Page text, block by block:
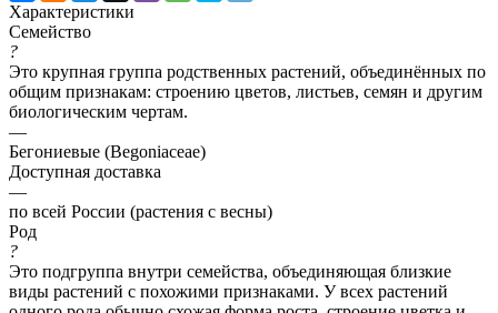
Характеристики
Семейство
?
Это крупная группа родственных растений, объединённых по
общим признакам: строению цветов, листьев, семян и другим
биологическим чертам.
—
Бегониевые (Begoniaceae)
Доступная доставка
—
по всей России (растения с весны)
Род
?
Это подгруппа внутри семейства, объединяющая близкие
виды растений с похожими признаками. У всех растений